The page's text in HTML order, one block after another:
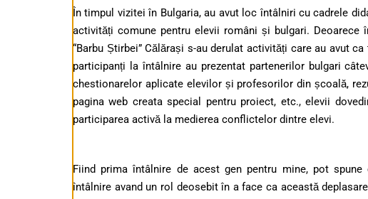
În timpul vizitei în Bulgaria, au avut loc întâlniri cu cadrele
activități comune pentru elevii români și bulgari. Deoarece
“Barbu Știrbei” Călărași s-au derulat activități care au avut
participanți la întâlnire au prezentat partenerilor bulgari
chestionarelor aplicate elevilor și profesorilor din școală,
pagina web creata special pentru proiect, etc., elevii
participarea activă la medierea conflictelor dintre elevi.
Fiind prima întâlnire de acest gen pentru mine, pot
întâlnire avand un rol deosebit în a face ca această